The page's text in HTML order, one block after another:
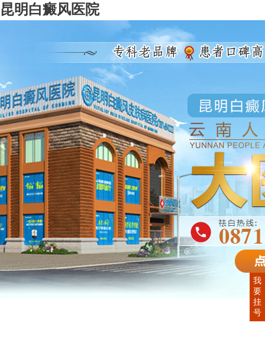
昆明白癜风医院
我
要
挂
号